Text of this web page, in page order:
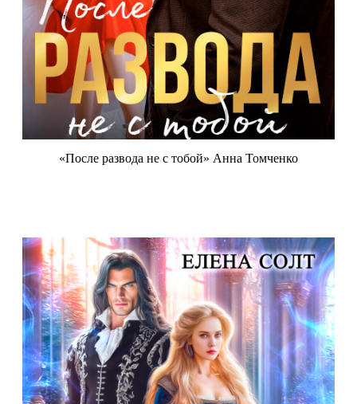
«После развода не с тобой» Анна Томченко